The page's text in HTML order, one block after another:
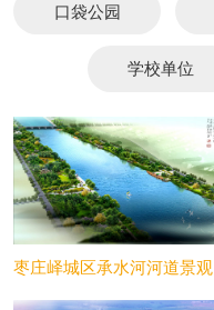
口袋公园
学校单位